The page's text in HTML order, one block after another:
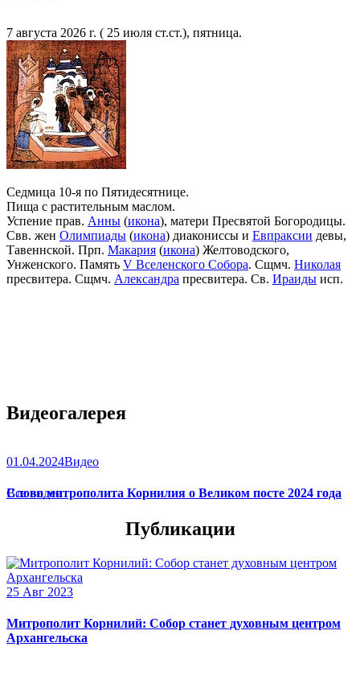
7 августа 2026 г. ( 25 июля ст.ст.), пятница.
Седмица 10-я по Пятидесятнице.
Пища с растительным маслом.
Успение прав. Анны (икона), матери Пресвятой Богородицы.
Свв. жен Олимпиады (икона) диакониссы и Евпраксии девы,
Тавеннской. Прп. Макария (икона) Желтоводского,
Унженского. Память V Вселенского Собора. Сщмч. Николая
пресвитера. Сщмч. Александра пресвитера. Св. Ираиды исп.
Видеогалерея
01.04.2024Видео
Слово митрополита Корнилия о Великом посте 2024 года
Все видео
Публикации
25 Авг 2023
Митрополит Корнилий: Собор станет духовным центром
Архангельска